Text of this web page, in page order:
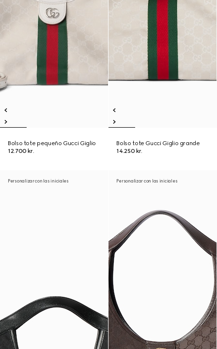
Bolso tote pequeño Gucci Giglio
12.700 kr.
Bolso tote Gucci Giglio grande
14.250 kr.
Personalizar con las iniciales Personalizar con las iniciales